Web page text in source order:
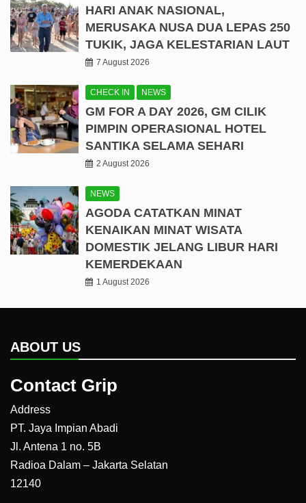
HARI ANAK NASIONAL,
MERUSAKA NUSA DUA LEPAS 250
TUKIK, JAGA KELESTARIAN LAUT
7 August 2026
CHECK IN NEWS
GM FOR A DAY 2026, GM CILIK
PIMPIN OPERASIONAL HOTEL
SANTIKA SELAMA SEHARI
2 August 2026
NEWS
AGODA CATATKAN MINAT
KENAIKAN MINAT WISATA
DOMESTIK JELANG LIBUR HARI
KEMERDEKAAN
1 August 2026
ABOUT US
Contact Grip
Address
PT. Jaya Impian Abadi
Jl. Antena 1 no. 5B
Radioa Dalam – Jakarta Selatan
12140